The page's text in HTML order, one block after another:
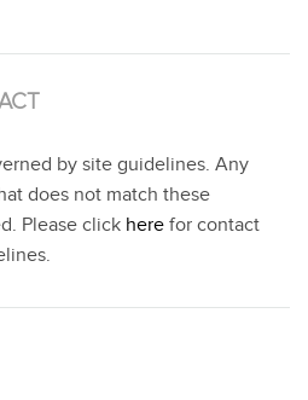
by site guidelines. Any
does not match these
Please click here for contact